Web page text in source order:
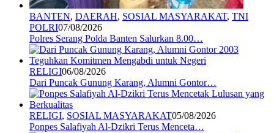
BANTEN, DAERAH, SOSIAL MASYARAKAT, TNI
POLRI07/08/2026
Polres Serang Polda Banten Salurkan 8.00…
RELIGI06/08/2026
Dari Puncak Gunung Karang, Alumni Gontor…
RELIGI, SOSIAL MASYARAKAT05/08/2026
Ponpes Salafiyah Al-Dzikri Terus Menceta…